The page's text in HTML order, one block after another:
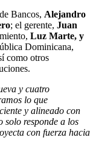
Bancos, Alejandro
; el gerente, Juan
Luz Marte, y
Dominicana,
como otros
y cuatro
lo que
y alineado con
solo responde a los
con fuerza hacia